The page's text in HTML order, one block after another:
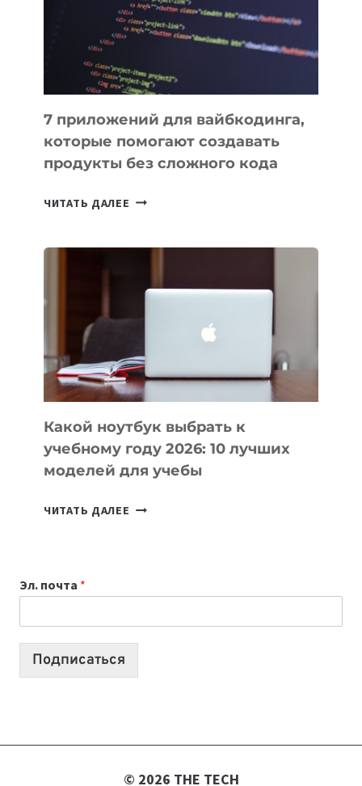
РАБОТЫ
7 приложений для вайбкодинга,
которые помогают создавать
продукты без сложного кода
ЧИТАТЬ ДАЛЕЕ 7
ПОМОГАЮТ
СОЗДАВАТЬ
БЕЗ
СЛОЖНОГО
КОДА
Какой ноутбук выбрать к
учебному году 2026: 10 лучших
моделей для учебы
ЧИТАТЬ ДАЛЕЕ КАКОЙ
2026:
10
Эл. почта *
Подписаться
© 2026 THE TECH